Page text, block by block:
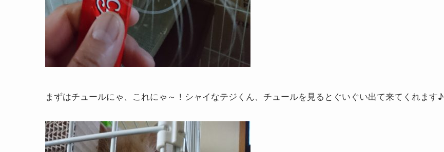
まずはチュールにゃ、これにゃ～！シャイなテジくん、チュールを見るとぐいぐい出て来てくれます♪